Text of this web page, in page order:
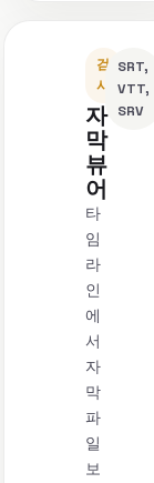
검
사
자
막
뷰
어
타
임
라
인
에
서
자
막
파
일
보
SRT,
VTT,
SRV